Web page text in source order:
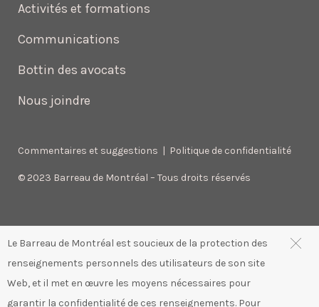
Le Barreau de Montréal est soucieux de la protection des
renseignements personnels des utilisateurs de son site
Web, et il met en œuvre les moyens nécessaires pour
garantir la confidentialité de ces renseignements. Pour
Activités et formations
Communications
Bottin des avocats
Nous joindre
Commentaires et suggestions | Politique de confidentialité
© 2023 Barreau de Montréal – Tous droits réservés